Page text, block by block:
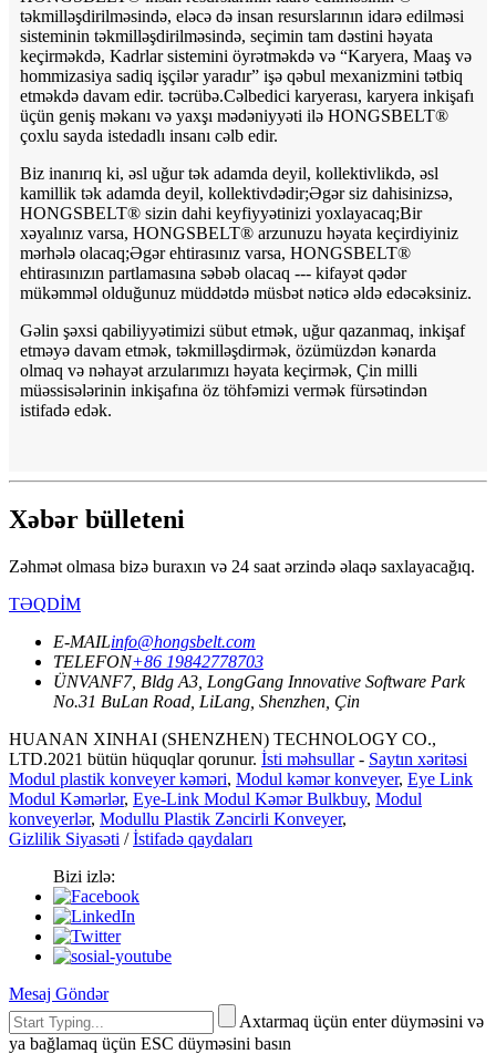
təkmilləşdirilməsində, eləcə də insan resurslarının idarə edilməsi
sisteminin təkmilləşdirilməsində, seçimin tam dəstini həyata
keçirməkdə, Kadrlar sistemini öyrətməkdə və “Karyera, Maaş və
hommizasiya sadiq işçilər yaradır” işə qəbul mexanizmini tətbiq
etməkdə davam edir. təcrübə.Cəlbedici karyerası, karyera inkişafı
üçün geniş məkanı və yaxşı mədəniyyəti ilə HONGSBELT®
çoxlu sayda istedadlı insanı cəlb edir.
Biz inanırıq ki, əsl uğur tək adamda deyil, kollektivlikdə, əsl
kamillik tək adamda deyil, kollektivdədir;Əgər siz dahisinizsə,
HONGSBELT® sizin dahi keyfiyyətinizi yoxlayacaq;Bir
xəyalınız varsa, HONGSBELT® arzunuzu həyata keçirdiyiniz
mərhələ olacaq;Əgər ehtirasınız varsa, HONGSBELT®
ehtirasınızın partlamasına səbəb olacaq --- kifayət qədər
mükəmməl olduğunuz müddətdə müsbət nəticə əldə edəcəksiniz.
Gəlin şəxsi qabiliyyətimizi sübut etmək, uğur qazanmaq, inkişaf
etməyə davam etmək, təkmilləşdirmək, özümüzdən kənarda
olmaq və nəhayət arzularımızı həyata keçirmək, Çin milli
müəssisələrinin inkişafına öz töhfəmizi vermək fürsətindən
istifadə edək.
Xəbər bülleteni
Zəhmət olmasa bizə buraxın və 24 saat ərzində əlaqə saxlayacağıq.
TƏQDİM
E-MAILinfo@hongsbelt.com
TELEFON+86 19842778703
ÜNVANF7, Bldg A3, LongGang Innovative Software Park
No.31 BuLan Road, LiLang, Shenzhen, Çin
HUANAN XINHAI (SHENZHEN) TECHNOLOGY CO.,
LTD.2021 bütün hüquqlar qorunur. İsti məhsullar- Saytın xəritəsi
Modul plastik konveyer kəməri, Modul kəmər konveyer, Eye Link
Modul Kəmərlər, Eye-Link Modul Kəmər Bulkbuy, Modul
konveyerlər, Modullu Plastik Zəncirli Konveyer,
Gizlilik Siyasəti /İstifadə qaydaları
Bizi izlə:
Mesaj Göndər
Axtarmaq üçün enter düyməsini və
ya bağlamaq üçün ESC düyməsini basın